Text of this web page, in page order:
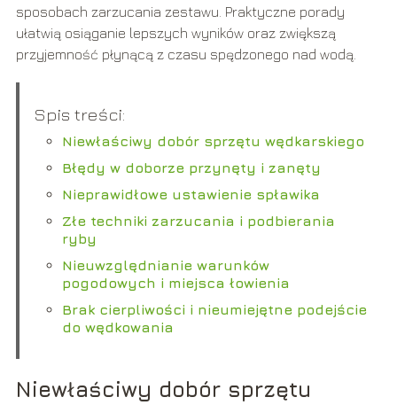
sposobach zarzucania zestawu. Praktyczne porady
ułatwią osiąganie lepszych wyników oraz zwiększą
przyjemność płynącą z czasu spędzonego nad wodą.
Spis treści:
Niewłaściwy dobór sprzętu wędkarskiego
Błędy w doborze przynęty i zanęty
Nieprawidłowe ustawienie spławika
Złe techniki zarzucania i podbierania
ryby
Nieuwzględnianie warunków
pogodowych i miejsca łowienia
Brak cierpliwości i nieumiejętne podejście
do wędkowania
Niewłaściwy dobór sprzętu